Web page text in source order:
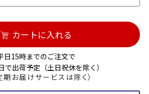
カートに入れる
日15時までのご注文で
で出荷予定（土日祝休を除く）
期お届けサービスは除く）